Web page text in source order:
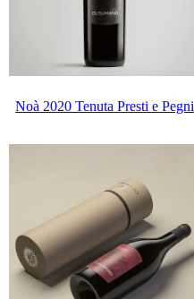
Noà 2020 Tenuta Presti e Pegni